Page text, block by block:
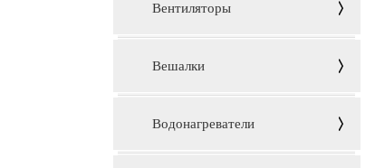
Вентиляторы
Вешалки
Водонагреватели